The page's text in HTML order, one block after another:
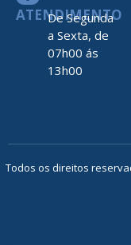
ATENDIMENTO
De Segunda
a Sexta, de
07h00 ás
13h00
Todos os direitos